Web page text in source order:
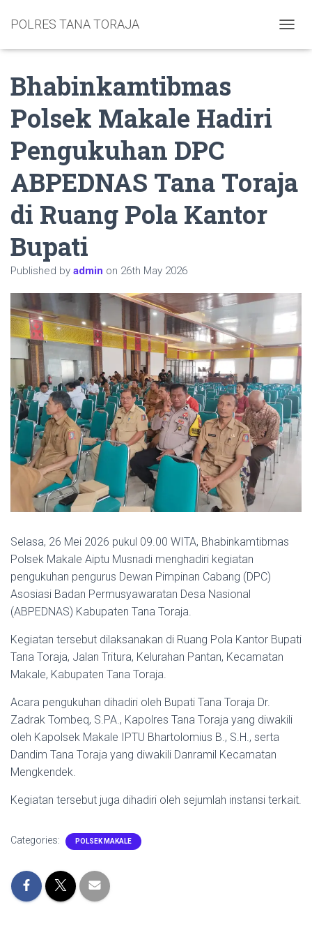
POLRES TANA TORAJA
Bhabinkamtibmas
Polsek Makale Hadiri
Pengukuhan DPC
ABPEDNAS Tana Toraja
di Ruang Pola Kantor
Bupati
Published by admin on 26th May 2026
Selasa, 26 Mei 2026 pukul 09.00 WITA, Bhabinkamtibmas
Polsek Makale Aiptu Musnadi menghadiri kegiatan
pengukuhan pengurus Dewan Pimpinan Cabang (DPC)
Asosiasi Badan Permusyawaratan Desa Nasional
(ABPEDNAS) Kabupaten Tana Toraja.
Kegiatan tersebut dilaksanakan di Ruang Pola Kantor Bupati
Tana Toraja, Jalan Tritura, Kelurahan Pantan, Kecamatan
Makale, Kabupaten Tana Toraja.
Acara pengukuhan dihadiri oleh Bupati Tana Toraja Dr.
Zadrak Tombeq, S.PA., Kapolres Tana Toraja yang diwakili
oleh Kapolsek Makale IPTU Bhartolomius B., S.H., serta
Dandim Tana Toraja yang diwakili Danramil Kecamatan
Mengkendek.
Kegiatan tersebut juga dihadiri oleh sejumlah instansi terkait.
Categories: POLSEK MAKALE